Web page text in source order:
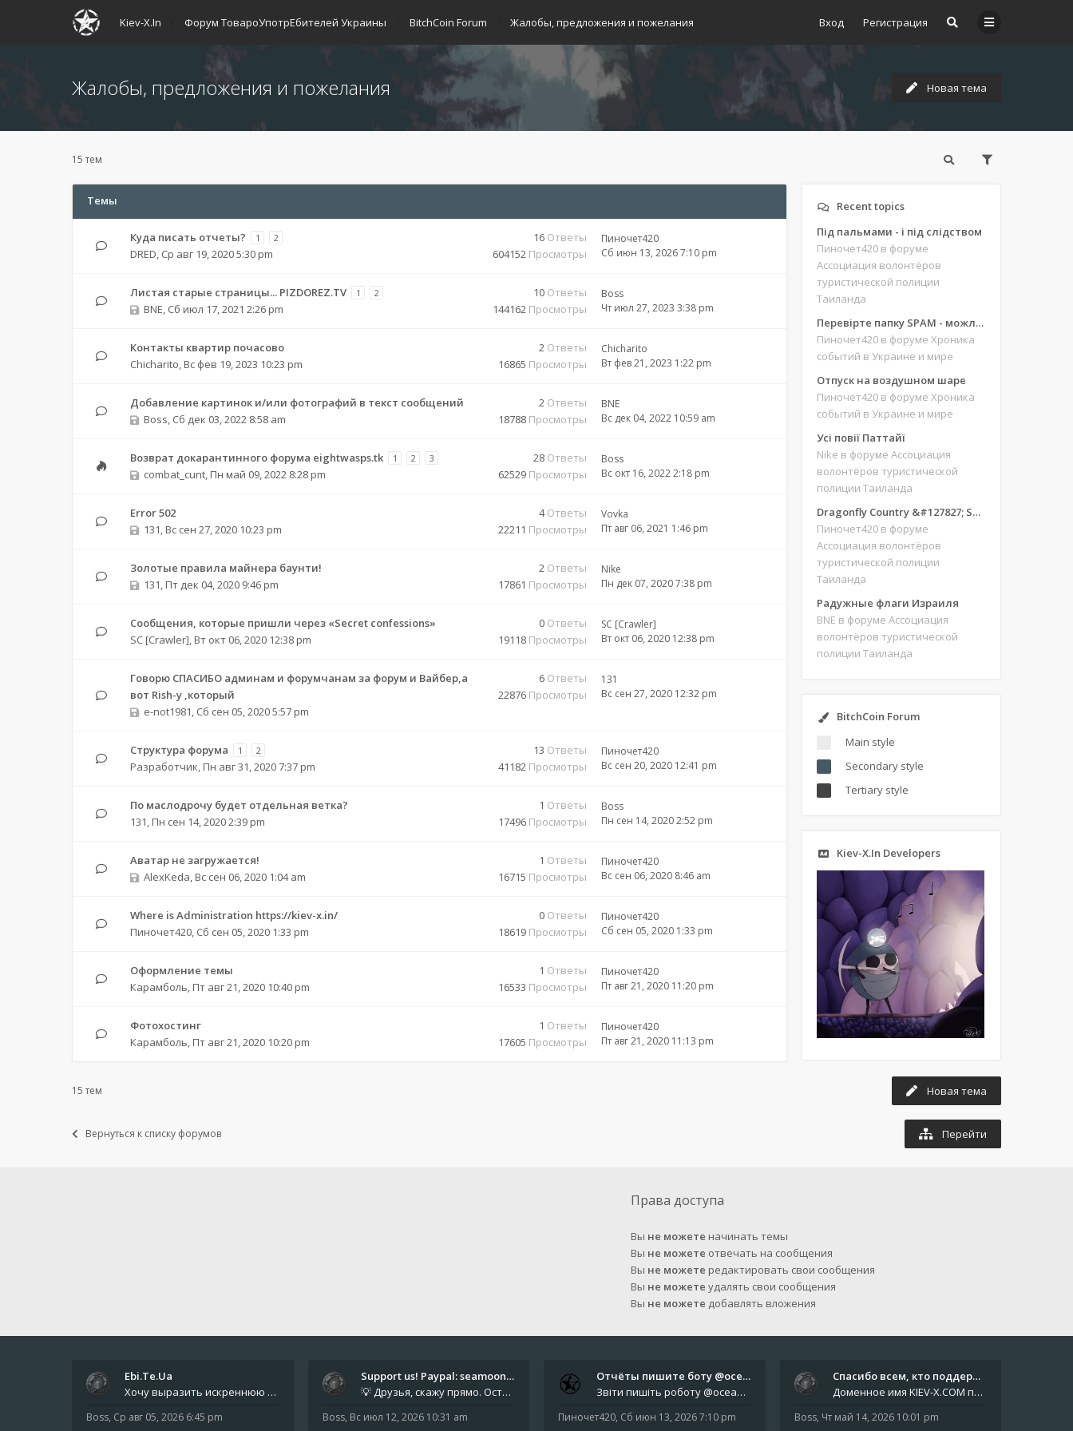
Вход Регистрация
Kiev-X.In Форум ТовароУпотрЕбителей Украины BitchCoin Forum Жалобы, предложения и пожелания
Жалобы, предложения и пожелания Новая тема
15 тем
Темы
Куда писать отчеты? 1 2
DRED, Ср авг 19, 2020 5:30 pm
16 Ответы
604152 Просмотры
Пиночет420
Сб июн 13, 2026 7:10 pm
Листая старые страницы... PIZDOREZ.TV 1 2
BNE, Сб июл 17, 2021 2:26 pm
10 Ответы
144162 Просмотры
Boss
Чт июл 27, 2023 3:38 pm
Контакты квартир почасово
Chicharito, Вс фев 19, 2023 10:23 pm
2 Ответы
16865 Просмотры
Chicharito
Вт фев 21, 2023 1:22 pm
Добавление картинок и/или фотографий в текст сообщений
Boss, Сб дек 03, 2022 8:58 am
2 Ответы
18788 Просмотры
BNE
Вс дек 04, 2022 10:59 am
Возврат докарантинного форума eightwasps.tk 1 2 3
combat_cunt, Пн май 09, 2022 8:28 pm
28 Ответы
62529 Просмотры
Boss
Вс окт 16, 2022 2:18 pm
Error 502
131, Вс сен 27, 2020 10:23 pm
4Ответы
22211 Просмотры
Vovka
Пт авг 06, 2021 1:46 pm
Золотые правила майнера баунти!
131, Пт дек 04, 2020 9:46 pm
2 Ответы
17861 Просмотры
Nike
Пн дек 07, 2020 7:38 pm
Сообщения, которые пришли через «Secret confessions»
SC [Crawler], Вт окт 06, 2020 12:38 pm
0 Ответы
19118 Просмотры
SC [Crawler]
Вт окт 06, 2020 12:38 pm
Говорю СПАСИБО админам и форумчанам за форум и Вайбер,а
вот Rish-у ,который
e-not1981, Сб сен 05, 2020 5:57 pm
6 Ответы
22876 Просмотры
131
Вс сен 27, 2020 12:32 pm
Структура форума 1 2
Разработчик, Пн авг 31, 2020 7:37 pm
13 Ответы
41182 Просмотры
Пиночет420
Вс сен 20, 2020 12:41 pm
По маслодрочу будет отдельная ветка?
131, Пн сен 14, 2020 2:39 pm
1 Ответы
17496 Просмотры
Boss
Пн сен 14, 2020 2:52 pm
Аватар не загружается!
AlexKeda, Вс сен 06, 2020 1:04 am
1 Ответы
16715 Просмотры
Пиночет420
Вс сен 06, 2020 8:46 am
Where is Administration https://kiev-x.in/
Пиночет420, Сб сен 05, 2020 1:33 pm
0 Ответы
18619 Просмотры
Пиночет420
Сб сен 05, 2020 1:33 pm
Оформление темы
Карамболь, Пт авг 21, 2020 10:40 pm
1 Ответы
16533 Просмотры
Пиночет420
Пт авг 21, 2020 11:20 pm
Фотохостинг
Карамболь, Пт авг 21, 2020 10:20 pm
1 Ответы
17605 Просмотры
Пиночет420
Пт авг 21, 2020 11:13 pm
Recent topics
Під пальмами - і під слідством
Пиночет420 в форуме
Ассоциация волонтёров
туристической полиции
Таиланда
Перевірте папку SPAM - можливо, ви щось пропустили
Пиночет420 в форуме Хроника
событий в Украине и мире
Отпуск на воздушном шаре
Пиночет420 в форуме Хроника
событий в Украине и мире
Усі повії Паттайї
Nike в форуме Ассоциация
волонтёров туристической
полиции Таиланда
Dragonfly Country &#127827; Save our site &#127775;&#127769;
Пиночет420 в форуме
Ассоциация волонтёров
туристической полиции
Таиланда
Радужные флаги Израиля
BNE в форуме Ассоциация
волонтёров туристической
полиции Таиланда
BitchCoin Forum
Main style
Secondary style
Tertiary style
Kiev-X.In Developers
Новая тема
15 тем
Вернуться к списку форумов Перейти
Права доступа
Вы не можете начинать темы
Вы не можете отвечать на сообщения
Вы не можете редактировать свои сообщения
Вы не можете удалять свои сообщения
Вы не можете добавлять вложения
Ebi.Te.Ua
Хочу выразить искреннюю благодарность всем анонимным пользователям, которые поддержали наше сообщество финансово. Благод
Boss, Ср авг 05, 2026 6:45 pm
Support us! Paypal: seamoonpa…
💡 Друзья, скажу прямо. Осталось мало времени. За это время нам нужно закрыть последние обязательные расходы: около 500
Boss, Вс июл 12, 2026 10:31 am
Отчёты пишите боту @oceanfish…
Звіти пишіть роботу @oceanfishbotbot Друзі, важливе повідомлення для учасників форума. Основне звернення опублікован
Пиночет420, Сб июн 13, 2026 7:10 pm
Спасибо всем, кто поддерживае…
Доменное имя KIEV-X.COM продлено до третьей декады августа 2027 года! Спасибо всем анонимным пользователям, которые по
Boss, Чт май 14, 2026 10:01 pm